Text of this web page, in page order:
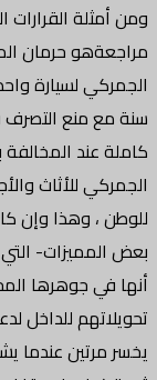
ومن أمثلة القرارات
مراجعةهو حرمان
الجمركي لسيارة
سنة مع منع
كاملة عند
الجمركي للأثاث
للوطن ، وهذا وإن
بعض المميزات-
أنها في جوهرها
تحويلاتهم للداخل
يخسر مرتين عندما